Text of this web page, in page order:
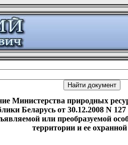
Министерства природных
Беларусь от 30.12.2008 N
или преобразуемой
территории и ее